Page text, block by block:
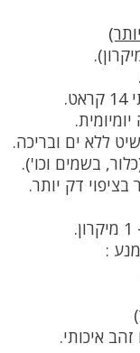
ללא ים ובריכה.
בשמים וכו').
דק יותר.
:
איכותי.